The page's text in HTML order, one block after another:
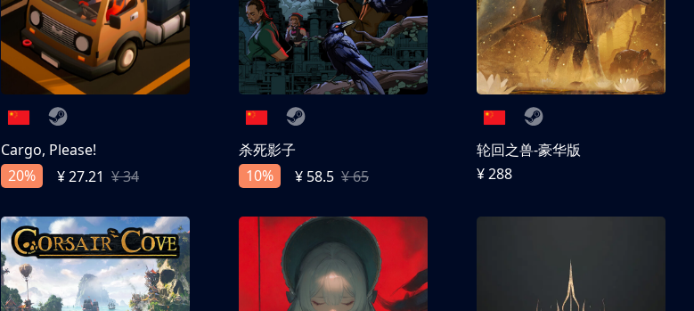
Cargo, Please!
20%
¥ 27.21 ¥ 34
杀死影子
10%
¥ 58.5 ¥ 65
轮回之兽-豪华版
¥ 288